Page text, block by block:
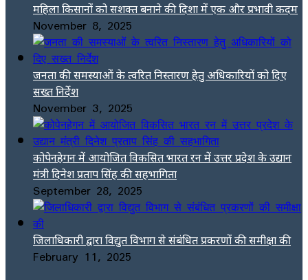
महिला किसानों को सशक्त बनाने की दिशा में एक और प्रभावी कदम
November 8, 2025
जनता की समस्याओं के त्वरित निस्तारण हेतु अधिकारियों को दिए
सख्त निर्देश
November 3, 2025
कोपेनहेगन में आयोजित विकसित भारत रन में उत्तर प्रदेश के उद्यान
मंत्री दिनेश प्रताप सिंह की सहभागिता
September 28, 2025
जिलाधिकारी द्वारा विद्युत विभाग से संबंधित प्रकरणों की समीक्षा की
February 11, 2025